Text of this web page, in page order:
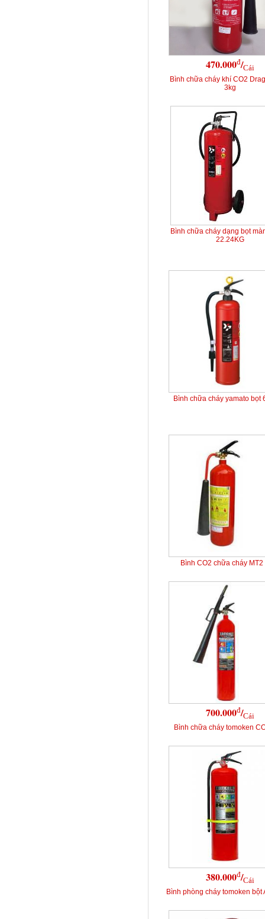
470.000đ/Cái
Bình chữa cháy khí CO2
3kg
Bình chữa cháy dạng bọt
22.24KG
Bình chữa cháy yamato bọt
Bình CO2 chữa cháy MT2
700.000đ/Cái
Bình chữa cháy tomoken
380.000đ/Cái
Bình phòng cháy tomoken bột